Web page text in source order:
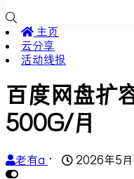
主页
云分享
活动线报
百度网盘扩
500G/月
老有a • 2026年5